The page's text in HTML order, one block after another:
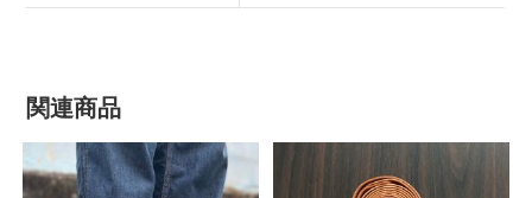
関連商品